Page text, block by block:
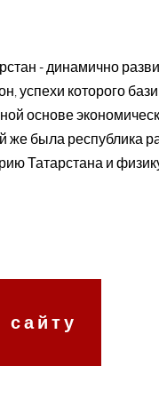
- динамично
успехи которого
основе
же была республика
Татарстана и
сайту